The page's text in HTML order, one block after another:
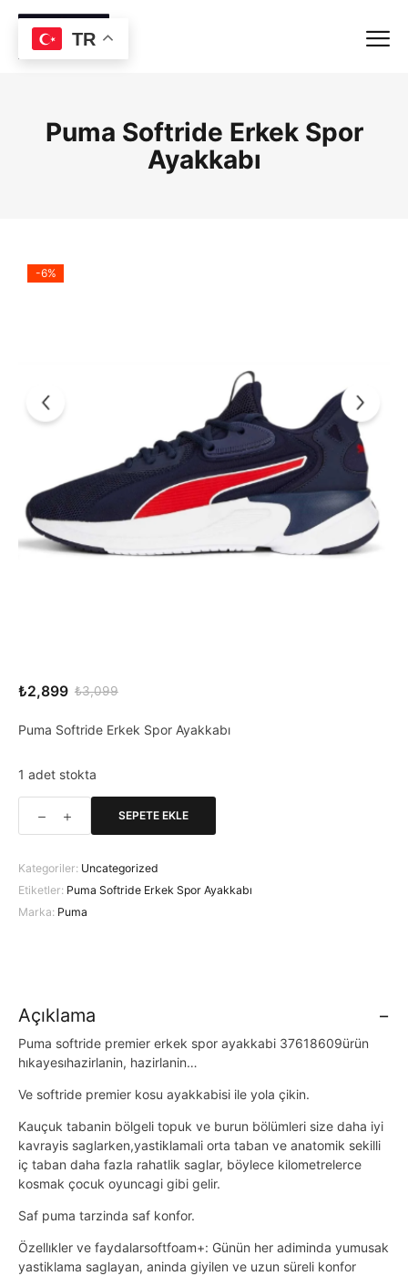
Puma Softride Erkek Spor
Ayakkabı
-6%
₺3,099
Orijinal
fiyat:
₺2,899
Şu
andaki
Puma Softride Erkek Spor Ayakkabı
1 adet stokta
Puma
Erkek
adet
SEPETE EKLE
Kategoriler: Uncategorized
Etiketler: Puma Softride Erkek Spor Ayakkabı
Marka: Puma
Açıklama
Puma softride premier erkek spor ayakkabi 37618609ürün
hıkayesıhazirlanin, hazirlanin…
Ve softride premier kosu ayakkabisi ile yola çikin.
Kauçuk tabanin bölgeli topuk ve burun bölümleri size daha iyi
kavrayis saglarken,yastiklamali orta taban ve anatomik sekilli
iç taban daha fazla rahatlik saglar, böylece kilometrelerce
kosmak çocuk oyuncagi gibi gelir.
Saf puma tarzinda saf konfor.
Özellıkler ve faydalarsoftfoam+: Günün her adiminda yumusak
yastiklama saglayan, aninda giyilen ve uzun süreli konfor
TR